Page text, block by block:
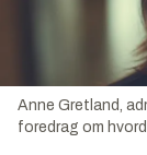
Anne Gretland,
foredrag om